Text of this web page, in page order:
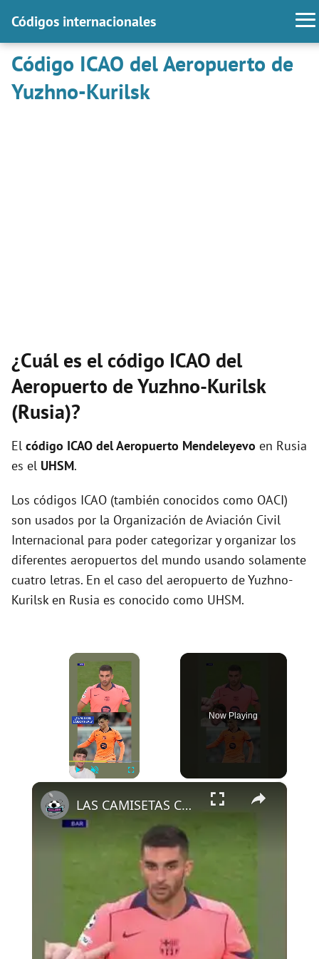
Códigos internacionales
Código ICAO del Aeropuerto de
Yuzhno-Kurilsk
¿Cuál es el código ICAO del
Aeropuerto de Yuzhno-Kurilsk
(Rusia)?
El código ICAO delAeropuerto Mendeleyevo en Rusia
es el UHSM.
Los códigos ICAO (también conocidos como OACI)
son usados por la Organización de Aviación Civil
Internacional para poder categorizar y organizar los
diferentes aeropuertos del mundo usando solamente
cuatro letras. En el caso del aeropuerto de Yuzhno-
Kurilsk en Rusia es conocido como UHSM.
×
Now Playing
×
LAS CAMISETAS CAMBIAN DE COLOR